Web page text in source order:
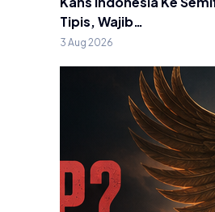
Tipis, Wajib…
3 Aug 2026